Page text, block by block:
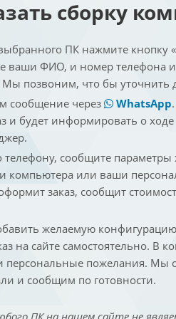
сборку
ПК нажмите кнопку
ваши ФИО, и номер телефона
Мы позвоним, что бы уточнить
сообщение через
WhatsApp
и будет информировать о
телефону, сообщите
компьютера или ваши
заказ, сообщит
желаемую
на сайте самостоятельно. В
персональные пожелания. Мы
и сообщим по готовности.
ПК на нашем сайте не